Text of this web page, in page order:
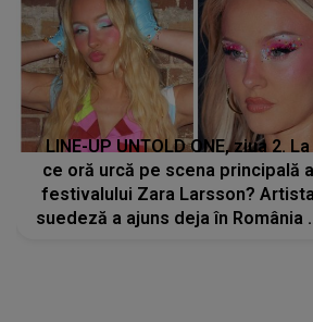
LINE-UP UNTOLD ONE, ziua 2. La
ce oră urcă pe scena principală a
festivalului Zara Larsson? Artista
suedeză a ajuns deja în România